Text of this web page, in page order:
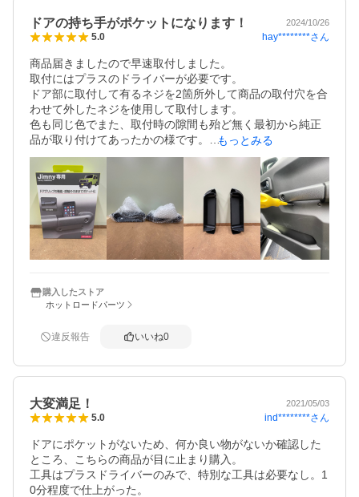
ドアの持ち手がポケットになります！ 2024/10/26
5.0 hay********さん
商品届きましたので早速取付しました。
取付にはプラスのドライバーが必要です。
ドア部に取付して有るネジを2箇所外して商品の取付穴を合
わせて外したネジを使用して取付します。
色も同じ色でまた、取付時の隙間も殆ど無く最初から純正
品が取り付けてあったかの様です。
ドア開閉時にも違和感も無く開閉出来ます。
小物品を入れて活用したいと思います。
もっとみる
購入したストア
ホットロードパーツ
違反報告 いいね0
大変満足！ 2021/05/03
5.0 ind********さん
ドアにポケットがないため、何か良い物がないか確認した
ところ、こちらの商品が目に止まり購入。
工具はプラスドライバーのみで、特別な工具は必要なし。1
0分程度で仕上がった。